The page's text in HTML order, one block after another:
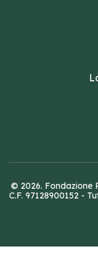
© 2026. Fondazione
C.F. 97128900152 -